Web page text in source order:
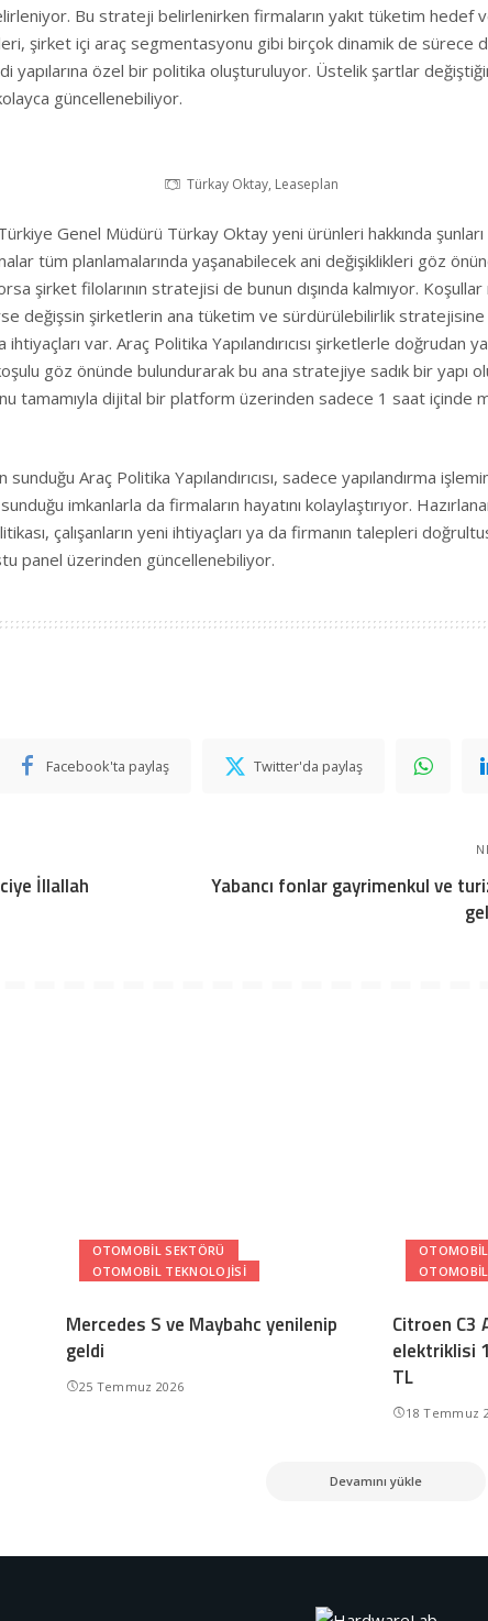
Bu strateji belirlenirken firmaların yakıt tüketim hedef
şirket içi araç segmentasyonu gibi birçok dinamik de sürece
yapılarına özel bir politika oluşturuluyor. Üstelik şartlar
güncellenebiliyor.
Türkay Oktay, Leaseplan
Genel Müdürü Türkay Oktay yeni ürünleri hakkında
tüm planlamalarında yaşanabilecek ani değişiklikleri göz
şirket filolarının stratejisi de bunun dışında kalmıyor. Koşullar
değişsin şirketlerin ana tüketim ve sürdürülebilirlik stratejisine
ihtiyaçları var. Araç Politika Yapılandırıcısı şirketlerle doğrudan
göz önünde bulundurarak bu ana stratejiye sadık bir yapı
tamamıyla dijital bir platform üzerinden sadece 1 saat içinde
sunduğu Araç Politika Yapılandırıcısı, sadece yapılandırma
imkanlarla da firmaların hayatını kolaylaştırıyor.
çalışanların yeni ihtiyaçları ya da firmanın talepleri
panel üzerinden güncellenebiliyor.
Facebook'ta paylaş Twitter'da paylaş
İllallah
Yabancı fonlar gayrimenkul ve
OTOMOBIL SEKTÖRÜ
OTOMOBIL TEKNOLOJISI
Mercedes S ve Maybahc yenilenip
geldi
25 Temmuz 2026
Citroen C3
elektriklisi
TL
18 Temmuz
Devamını yükle